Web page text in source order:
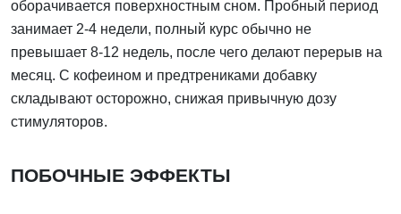
оборачивается поверхностным сном. Пробный период
занимает 2-4 недели, полный курс обычно не
превышает 8-12 недель, после чего делают перерыв на
месяц. С кофеином и предтрениками добавку
складывают осторожно, снижая привычную дозу
стимуляторов.
ПОБОЧНЫЕ ЭФФЕКТЫ